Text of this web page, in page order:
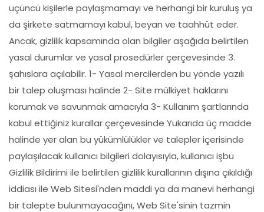
üçüncü kişilerle paylaşmamayı ve herhangi bir kuruluş ya
da şirkete satmamayı kabul, beyan ve taahhüt eder.
Ancak, gizlilik kapsamında olan bilgiler aşağıda belirtilen
yasal durumlar ve yasal prosedürler çerçevesinde 3.
şahıslara açılabilir. 1- Yasal mercilerden bu yönde yazılı
bir talep oluşması halinde 2- Site mülkiyet haklarını
korumak ve savunmak amacıyla 3- Kullanım şartlarında
kabul ettiğiniz kurallar çerçevesinde Yukarıda üç madde
halinde yer alan bu yükümlülükler ve talepler içerisinde
paylaşılacak kullanıcı bilgileri dolayısıyla, kullanıcı işbu
Gizlilik Bildirimi ile belirtilen gizlilik kurallarının dışına çıkıldığı
iddiası ile Web Sitesi'nden maddi ya da manevi herhangi
bir talepte bulunmayacağını, Web Site'sinin tazmin